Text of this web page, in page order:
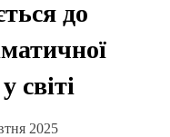
до
світі
2025